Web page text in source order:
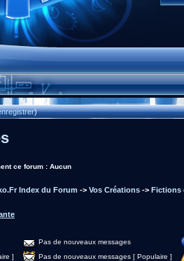
)
ce forum : Aucun
Index du Forum -> Vos Créations -> Fictions
Pas de nouveaux messages
]
Pas de nouveaux messages [ Populaire ]